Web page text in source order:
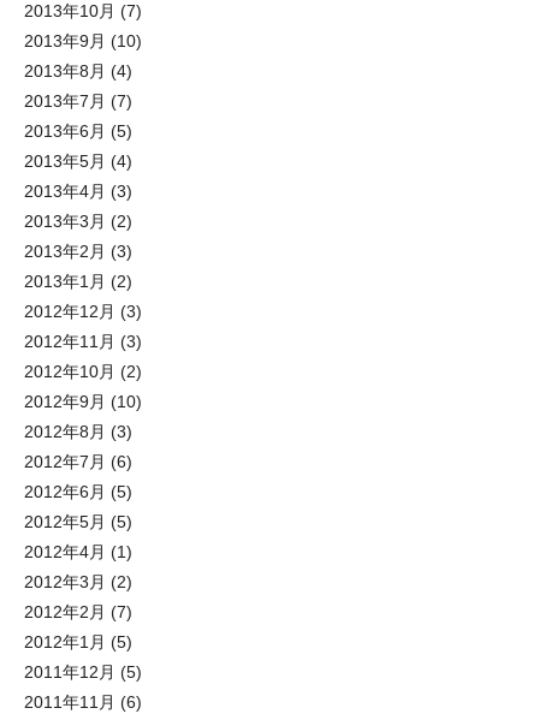
2013年10月 (7)
2013年9月 (10)
2013年8月 (4)
2013年7月 (7)
2013年6月 (5)
2013年5月 (4)
2013年4月 (3)
2013年3月 (2)
2013年2月 (3)
2013年1月 (2)
2012年12月 (3)
2012年11月 (3)
2012年10月 (2)
2012年9月 (10)
2012年8月 (3)
2012年7月 (6)
2012年6月 (5)
2012年5月 (5)
2012年4月 (1)
2012年3月 (2)
2012年2月 (7)
2012年1月 (5)
2011年12月 (5)
2011年11月 (6)